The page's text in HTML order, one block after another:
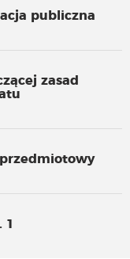
publiczna
zasad